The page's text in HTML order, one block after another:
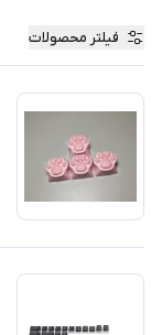
فیلتر محصولات